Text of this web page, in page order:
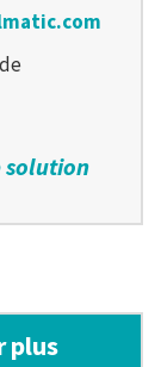
solution
plus